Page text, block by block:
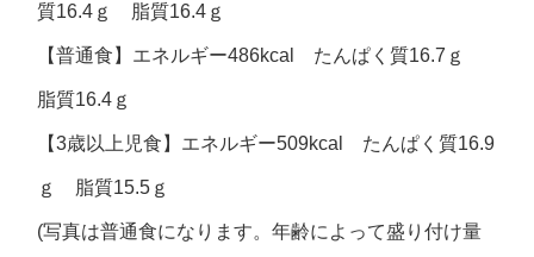
質16.4ｇ 脂質16.4ｇ
【普通食】エネルギー486kcal たんぱく質16.7ｇ
脂質16.4ｇ
【3歳以上児食】エネルギー509kcal たんぱく質16.9
ｇ 脂質15.5ｇ
(写真は普通食になります。年齢によって盛り付け量